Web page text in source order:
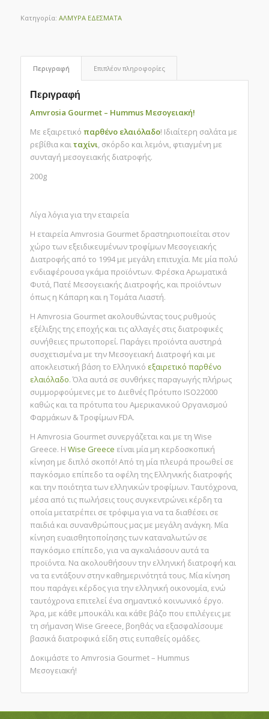
Κατηγορία: ΑΛΜΥΡΑ ΕΔΕΣΜΑΤΑ
Περιγραφή Επιπλέον πληροφορίες
Περιγραφή
Amvrosia Gourmet – Hummus Μεσογειακή!
Με εξαιρετικό παρθένο ελαιόλαδο! Ιδιαίτερη σαλάτα με
ρεβίθια καιταχίνι, σκόρδο και λεμόνι, φτιαγμένη με
συνταγή μεσογειακής διατροφής.
200g
Λίγα λόγια για την εταιρεία
Η εταιρεία Amvrosia Gourmet δραστηριοποιείται στον
χώρο των εξειδικευμένων τροφίμων Μεσογειακής
Διατροφής από το 1994 με μεγάλη επιτυχία. Με μία πολύ
ενδιαφέρουσα γκάμα προϊόντων. Φρέσκα Αρωματικά
Φυτά, Πατέ Μεσογειακής Διατροφής, και προϊόντων
όπως η Κάπαρη και η Τομάτα Λιαστή.
Η Amvrosia Gourmet ακολουθώντας τους ρυθμούς
εξέλιξης της εποχής και τις αλλαγές στις διατροφικές
συνήθειες πρωτοπορεί. Παράγει προϊόντα αυστηρά
συσχετισμένα με την Μεσογειακή Διατροφή και με
αποκλειστική βάση το Ελληνικό εξαιρετικό παρθένο
ελαιόλαδο. Όλα αυτά σε συνθήκες παραγωγής πλήρως
συμμορφούμενες με το Διεθνές Πρότυπο ISO22000
καθώς και τα πρότυπα του Αμερικανικού Οργανισμού
Φαρμάκων & Τροφίμων FDA.
Η Amvrosia Gourmet συνεργάζεται και με τη Wise
Greece. H Wise Greece είναι μία μη κερδοσκοπική
κίνηση με διπλό σκοπό! Από τη μία πλευρά προωθεί σε
παγκόσμιο επίπεδο τα οφέλη της Ελληνικής διατροφής
και την ποιότητα των ελληνικών τροφίμων. Ταυτόχρονα,
μέσα από τις πωλήσεις τους συγκεντρώνει κέρδη τα
οποία μετατρέπει σε τρόφιμα για να τα διαθέσει σε
παιδιά και συνανθρώπους μας με μεγάλη ανάγκη. Μία
κίνηση ευαισθητοποίησης των καταναλωτών σε
παγκόσμιο επίπεδο, για να αγκαλιάσουν αυτά τα
προϊόντα. Να ακολουθήσουν την ελληνική διατροφή και
να τα εντάξουν στην καθημερινότητά τους. Μία κίνηση
που παράγει κέρδος για την ελληνική οικονομία, ενώ
ταυτόχρονα επιτελεί ένα σημαντικό κοινωνικό έργο.
Άρα, με κάθε μπουκάλι και κάθε βάζο που επιλέγεις με
τη σήμανση Wise Greece, βοηθάς να εξασφαλίσουμε
βασικά διατροφικά είδη στις ευπαθείς ομάδες.
Δοκιμάστε το Amvrosia Gourmet – Hummus
Μεσογειακή!